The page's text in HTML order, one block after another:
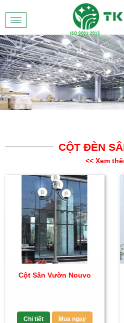
Toggle
navigation
Previous
CỘT ĐÈN
<< Xem
Cột Sân Vườn Nouvo
Chi tiết Mua ngay